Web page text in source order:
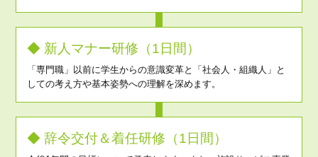
◆ 新人マナー研修（1日間）
「専門職」以前に学生からの意識変革と「社会人・組織人」と
しての考え方や基本姿勢への理解を深めます。
◆ 辞令交付＆着任研修（1日間）